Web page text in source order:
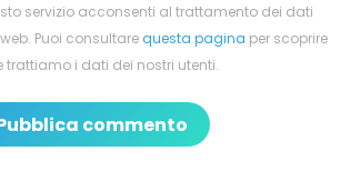
servizio acconsenti al trattamento dei dati
Puoi consultarequesta pagina per scoprire
trattiamo i dati dei nostri utenti.